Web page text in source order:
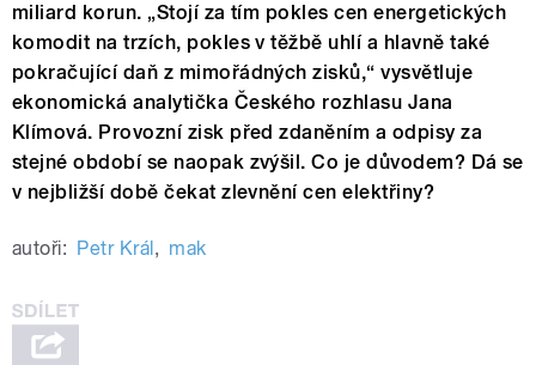
miliard korun. „Stojí za tím pokles cen energetických
komodit na trzích, pokles v těžbě uhlí a hlavně také
pokračující daň z mimořádných zisků,“ vysvětluje
ekonomická analytička Českého rozhlasu Jana
Klímová. Provozní zisk před zdaněním a odpisy za
stejné období se naopak zvýšil. Co je důvodem? Dá se
v nejbližší době čekat zlevnění cen elektřiny?
autoři: Petr Král , mak